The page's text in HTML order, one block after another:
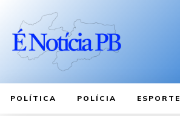
POLÍTICA POLÍCIA ESPORTE